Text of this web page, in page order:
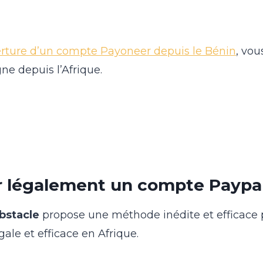
d’un compte Payoneer depuis le Bénin,
depuis l’Afrique.
légalement un compte
propose une méthode inédite et
et efficace en Afrique.